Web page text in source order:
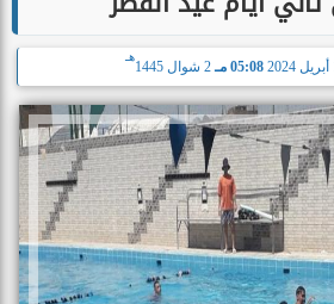
05:08 مـ 2 شوال 1445
هـ